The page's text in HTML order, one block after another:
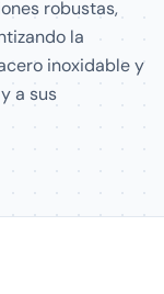
robustas,
la
inoxidable y
a sus